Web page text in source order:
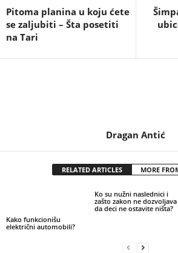
Pitoma planina u koju ćete
se zaljubiti – Šta posetiti
na Tari
Dragan Antić
RELATED ARTICLES MORE
Kako funkcionišu
električni automobili?
Ko su nužni naslednici i
zašto zakon ne dozvoljava
da deci ne ostavite ništa?